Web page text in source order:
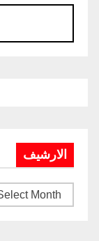
الارشيف